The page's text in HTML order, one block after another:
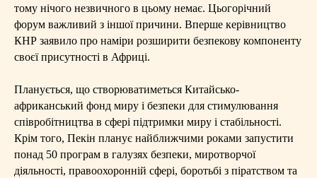
тому нічого незвичного в цьому немає. Цьогорічний
форум важливий з іншої причини. Вперше керівництво
КНР заявило про наміри розширити безпекову компоненту
своєї присутності в Африці.
Планується, що створюватиметься Китайсько-
африканський фонд миру і безпеки для стимулювання
співробітництва в сфері підтримки миру і стабільності.
Крім того, Пекін планує найближчими роками запустити
понад 50 програм в галузях безпеки, миротворчої
діяльності, правоохоронній сфері, боротьбі з піратством та